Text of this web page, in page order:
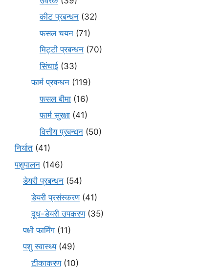
कीट प्रबन्धन (32)
फसल चयन (71)
मि‌ट्टी प्रबन्धन (70)
सिंचाई (33)
फार्म प्रबन्धन (119)
फसल बीमा (16)
फार्म सुरक्षा (41)
वित्तीय प्रबन्धन (50)
निर्यात (41)
पशुपालन (146)
डेयरी प्रबन्धन (54)
डेयरी प्रसंस्करण(41)
दूध-डेयरी उपकरण(35)
पक्षी फार्मिंग (11)
पशु स्वास्थ्य(49)
टीकाकरण(10)